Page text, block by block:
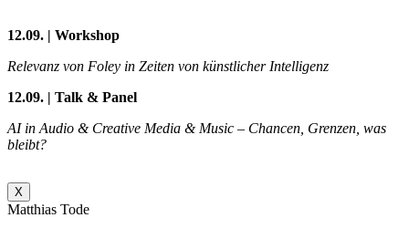
12.09. | Workshop
Relevanz von Foley in Zeiten von künstlicher Intelligenz
12.09. | Talk & Panel
AI in Audio & Creative Media & Music – Chancen, Grenzen, was
bleibt?
X
Matthias Tode